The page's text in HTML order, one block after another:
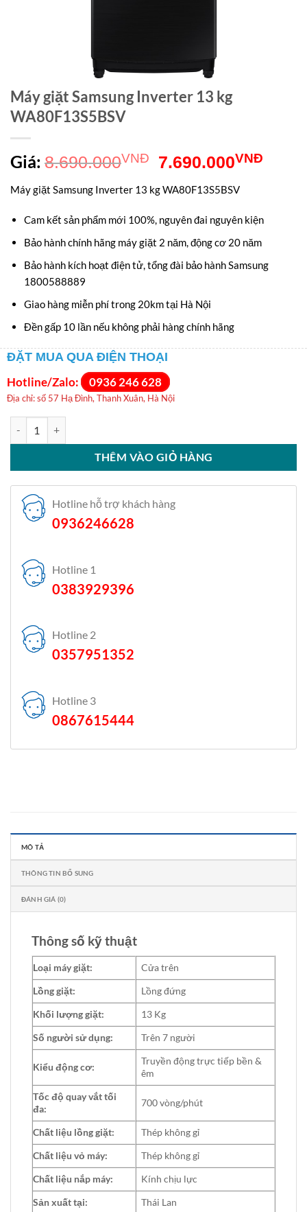
Máy giặt Samsung Inverter 13 kg
WA80F13S5BSV
Giá: 8.690.000VNĐ
Giá
gốc
8.690.000VNĐ.
7.690.000VNĐGiá
là:
Máy giặt Samsung Inverter 13 kg WA80F13S5BSV
Cam kết sản phẩm mới 100%, nguyên đai nguyên kiện
Bảo hành chính hãng máy giặt 2 năm, động cơ 20 năm
Bảo hành kích hoạt điện tử, tổng đài bảo hành Samsung
1800588889
Giao hàng miễn phí trong 20km tại Hà Nội
Đền gấp 10 lần nếu không phải hàng chính hãng
ĐẶT MUA QUA ĐIỆN THOẠI
Hotline/Zalo: 0936 246 628
Địa chỉ: số 57 Hạ Đình, Thanh Xuân, Hà Nội
THÊM VÀO GIỎ HÀNG
Hotline hỗ trợ khách hàng
0936246628
Hotline 1
0383929396
Hotline 2
0357951352
Hotline 3
0867615444
MÔ TẢ
THÔNG TIN BỔ SUNG
ĐÁNH GIÁ (0)
Thông số kỹ thuật
Loại máy giặt:
Cửa trên
Lồng giặt:
Lồng đứng
Khối lượng giặt:
13 Kg
Số người sử dụng:
Trên 7 người
Kiểu động cơ:
Truyền động trực tiếp bền &
êm
Tốc độ quay vắt tối
đa:
700 vòng/phút
Chất liệu lồng giặt:
Thép không gỉ
Chất liệu vỏ máy:
Thép không gỉ
Chất liệu nắp máy:
Kính chịu lực
Sản xuất tại:
Thái Lan